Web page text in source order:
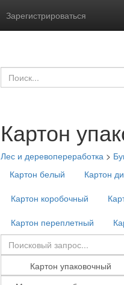
Зарегистрироваться
Картон
Лес и деревопереработка >
Картон белый
Картон
Картон коробочный
Картон переплетный